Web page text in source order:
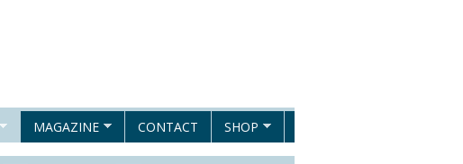
MAGAZINE CONTACT SHOP